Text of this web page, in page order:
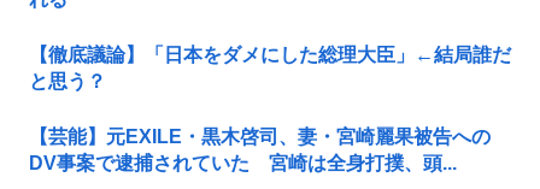
【徹底議論】「日本をダメにした総理大臣」←結局誰だ
と思う？
【芸能】元EXILE・黒木啓司、妻・宮崎麗果被告への
DV事案で逮捕されていた 宮崎は全身打撲、頭...